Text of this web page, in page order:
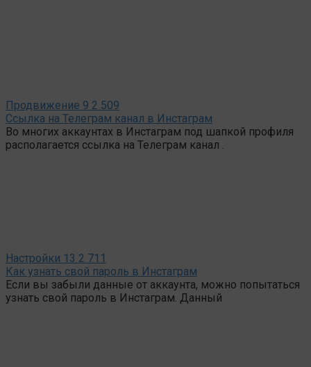
Продвижение 9 2 509
Ссылка на Телеграм канал в Инстаграм
Во многих аккаунтах в Инстаграм под шапкой профиля
располагается ссылка на Телеграм канал .
Настройки 13 2 711
Как узнать свой пароль в Инстаграм
Если вы забыли данные от аккаунта, можно попытаться
узнать свой пароль в Инстаграм. Данный